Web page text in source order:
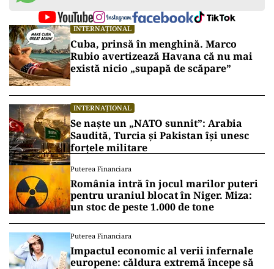
INTERNAȚIONAL
Cuba, prinsă în menghină. Marco
Rubio avertizează Havana că nu mai
există nicio „supapă de scăpare”
INTERNAȚIONAL
Se naște un „NATO sunnit”: Arabia
Saudită, Turcia și Pakistan își unesc
forțele militare
Puterea Financiara
România intră în jocul marilor puteri
pentru uraniul blocat în Niger. Miza:
un stoc de peste 1.000 de tone
Puterea Financiara
Impactul economic al verii infernale
europene: căldura extremă începe să